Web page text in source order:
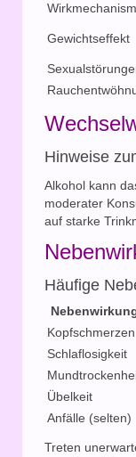
Gewichtseffekt
Hinweise
Alkohol kann
moderater
auf starke
Häufige
Kopfschmerzen
Schlaflosigkeit
Übelkeit
Anfälle (selten)
Treten